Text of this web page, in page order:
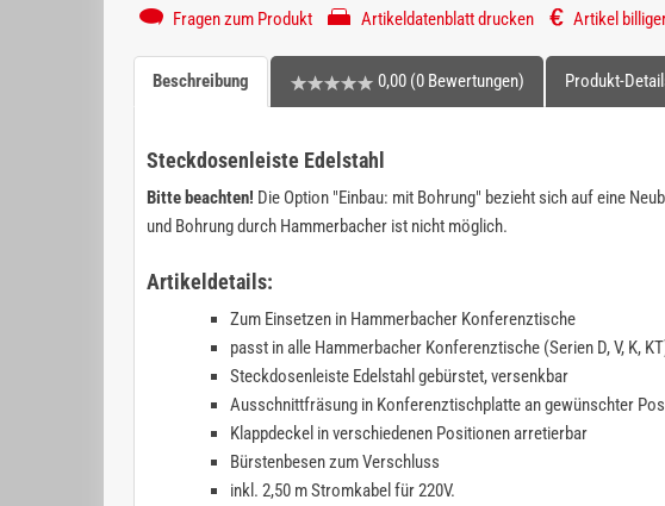
Fragen zum Produkt Artikeldatenblatt drucken Artikel
Beschreibung 0,00 (0 Bewertungen) Produkt-
Steckdosenleiste Edelstahl
Bitte beachten! Die Option "Einbau: mit Bohrung" bezieht sich auf eine
und Bohrung durch Hammerbacher ist nicht möglich.
Artikeldetails:
Zum Einsetzen in Hammerbacher Konferenztische
passt in alle Hammerbacher Konferenztische (Serien D, V, K,
Steckdosenleiste Edelstahl gebürstet, versenkbar
Ausschnittfräsung in Konferenztischplatte an gewünschter
Klappdeckel in verschiedenen Positionen arretierbar
Bürstenbesen zum Verschluss
inkl. 2,50 m Stromkabel für 220V.